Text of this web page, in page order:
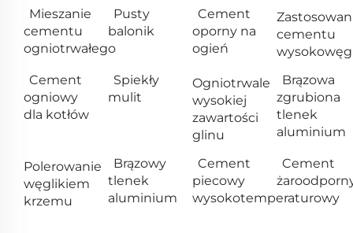
Mieszanie
cementu
ogniotrwałego
Pusty
balonik
Cement
oporny na
ogień
cementu
Cement
ogniowy
dla kotłów
Spiekły
mulit
Ogniotrwale
wysokiej
zawartości
glinu
Brązowa
zgrubiona
tlenek
aluminium
Polerowanie
węglikiem
krzemu
Brązowy
tlenek
aluminium
Cement
piecowy
wysokotemperaturowy
Cement